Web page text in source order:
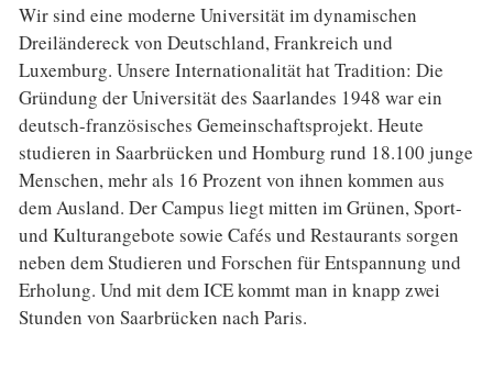
Wir sind eine moderne Universität im dynamischen
Dreiländereck von Deutschland, Frankreich und
Luxemburg. Unsere Internationalität hat Tradition: Die
Gründung der Universität des Saarlandes 1948 war ein
deutsch-französisches Gemeinschaftsprojekt. Heute
studieren in Saarbrücken und Homburg rund 18.100 junge
Menschen, mehr als 16 Prozent von ihnen kommen aus
dem Ausland. Der Campus liegt mitten im Grünen, Sport-
und Kulturangebote sowie Cafés und Restaurants sorgen
neben dem Studieren und Forschen für Entspannung und
Erholung. Und mit dem ICE kommt man in knapp zwei
Stunden von Saarbrücken nach Paris.